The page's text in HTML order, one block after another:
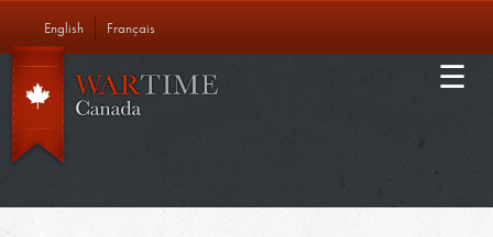
contenu
principal
Main
navigation
ÉDUCATION
À NOTRE PROPOS
CONTACT
English Français